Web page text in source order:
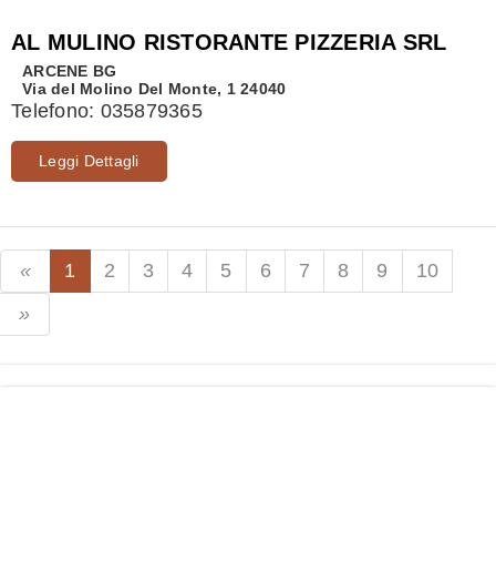
AL MULINO RISTORANTE PIZZERIA SRL
ARCENE BG
Via del Molino Del Monte, 1 24040
Telefono: 035879365
Leggi Dettagli
1 2 3 4 5 6 7 8 9 10